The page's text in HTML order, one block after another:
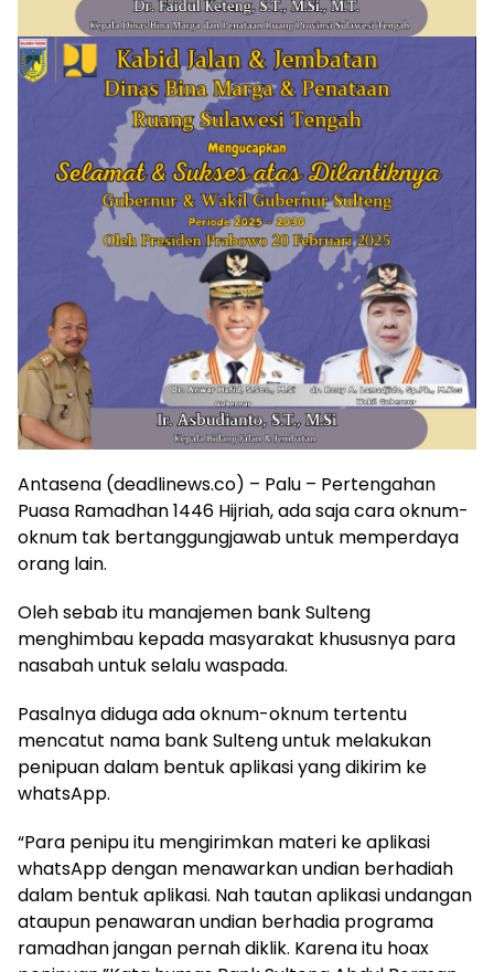
Antasena (deadlinews.co) – Palu – Pertengahan
Puasa Ramadhan 1446 Hijriah, ada saja cara oknum-
oknum tak bertanggungjawab untuk memperdaya
orang lain.
Oleh sebab itu manajemen bank Sulteng
menghimbau kepada masyarakat khususnya para
nasabah untuk selalu waspada.
Pasalnya diduga ada oknum-oknum tertentu
mencatut nama bank Sulteng untuk melakukan
penipuan dalam bentuk aplikasi yang dikirim ke
whatsApp.
“Para penipu itu mengirimkan materi ke aplikasi
whatsApp dengan menawarkan undian berhadiah
dalam bentuk aplikasi. Nah tautan aplikasi undangan
ataupun penawaran undian berhadia programa
ramadhan jangan pernah diklik. Karena itu hoax